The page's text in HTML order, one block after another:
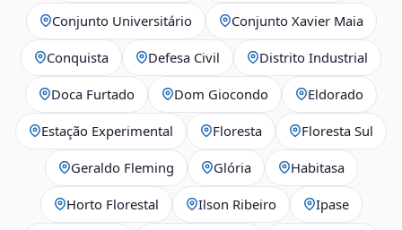
Conjunto Universitário Conjunto Xavier Maia
Conquista Defesa Civil Distrito Industrial
Doca Furtado Dom Giocondo Eldorado
Estação Experimental Floresta Floresta Sul
Geraldo Fleming Glória Habitasa
Horto Florestal Ilson Ribeiro Ipase